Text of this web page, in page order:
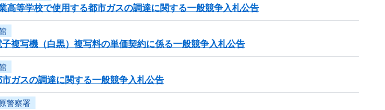
高等学校で使用する都市ガスの調達に関する一般競争入札公告
複写機（白黒）複写料の単価契約に係る一般競争入札公告
ガスの調達に関する一般競争入札公告
警察署